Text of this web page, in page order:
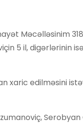
Məcəlləsinim
5 il, digərlərinin
xaric edilməsini